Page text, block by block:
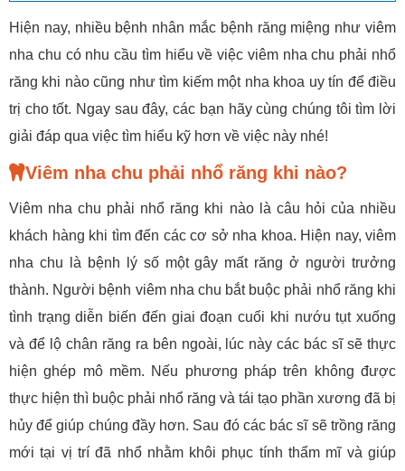
Hiện nay, nhiều bệnh nhân mắc bệnh răng miệng như viêm
nha chu có nhu cầu tìm hiểu về việc viêm nha chu phải nhổ
răng khi nào cũng như tìm kiếm một nha khoa uy tín để điều
trị cho tốt. Ngay sau đây, các bạn hãy cùng chúng tôi tìm lời
giải đáp qua việc tìm hiểu kỹ hơn về việc này nhé!
Viêm nha chu phải nhổ răng khi nào?
Viêm nha chu phải nhổ răng khi nào là câu hỏi của nhiều
khách hàng khi tìm đến các cơ sở nha khoa. Hiện nay, viêm
nha chu là bệnh lý số một gây mất răng ở người trưởng
thành. Người bệnh viêm nha chu bắt buộc phải nhổ răng khi
tình trạng diễn biến đến giai đoạn cuối khi nướu tụt xuống
và để lộ chân răng ra bên ngoài, lúc này các bác sĩ sẽ thực
hiện ghép mô mềm. Nếu phương pháp trên không được
thực hiện thì buộc phải nhổ răng và tái tạo phần xương đã bị
hủy để giúp chúng đầy hơn. Sau đó các bác sĩ sẽ trồng răng
mới tại vị trí đã nhổ nhằm khôi phục tính thẩm mĩ và giúp